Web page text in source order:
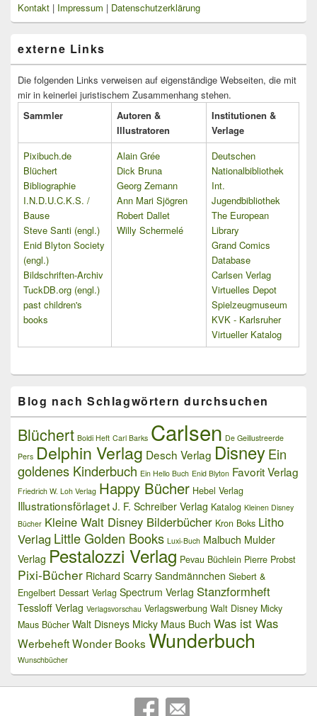
Kontakt | Impressum | Datenschutzerklärung
externe Links
Die folgenden Links verweisen auf eigenständige Webseiten, die mit
mir in keinerlei juristischem Zusammenhang stehen.
Sammler
Autoren &
Illustratoren
Institutionen &
Verlage
Pixibuch.de
Blüchert
Bibliographie
I.N.D.U.C.K.S. /
Bause
Steve Santi (engl.)
Enid Blyton Society
(engl.)
Bildschriften-Archiv
TuckDB.org (engl.)
past children's
books
Alain Grée
Dick Bruna
Georg Zemann
Ann Mari Sjögren
Robert Dallet
Willy Schermelé
Deutschen
Nationalbibliothek
Int.
Jugendbibliothek
The European
Library
Grand Comics
Database
Carlsen Verlag
Virtuelles Depot
Spielzeugmuseum
KVK - Karlsruher
Virtueller Katalog
Blog nach Schlagwörtern durchsuchen
Blüchert Boldi Heft Carl Barks Carlsen De Geillustreerde
Pers Delphin Verlag Desch Verlag DisneyEin
goldenes Kinderbuch Ein Hello Buch Enid Blyton Favorit Verlag
Friedrich W. Loh Verlag Happy Bücher Hebel Verlag
Illustrationsförlaget J. F. Schreiber Verlag Katalog Kleinen Disney
Bücher Kleine Walt Disney Bilderbücher Kron Boks Litho
Verlag Little Golden Books Luxi-Buch Malbuch Mulder
Verlag Pestalozzi Verlag Pevau Büchlein Pierre Probst
Pixi-Bücher Richard Scarry Sandmännchen Siebert &
Engelbert Dessart Verlag Spectrum Verlag Stanzformheft
Tessloff Verlag Verlagsvorschau Verlagswerbung Walt Disney Micky
Maus Bücher Walt Disneys Micky Maus Buch Was ist Was
WerbeheftWonder Books Wunderbuch
Wunschbücher